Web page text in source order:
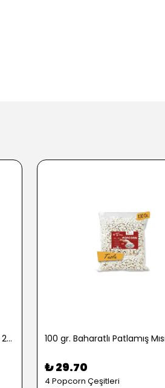
1 kg. Tatlı Patlamış Mısır Çeşitleri - 2722
₺ 29.70
4 Popcorn Çeşitleri